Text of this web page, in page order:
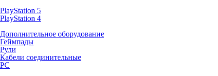
PlayStation 5
PlayStation 4
Дополнительное оборудование
Геймпады
Рули
Кабели соединительные
PC